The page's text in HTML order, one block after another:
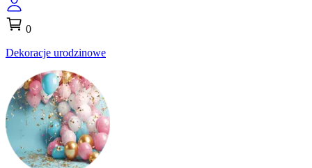
0
Dekoracje urodzinowe